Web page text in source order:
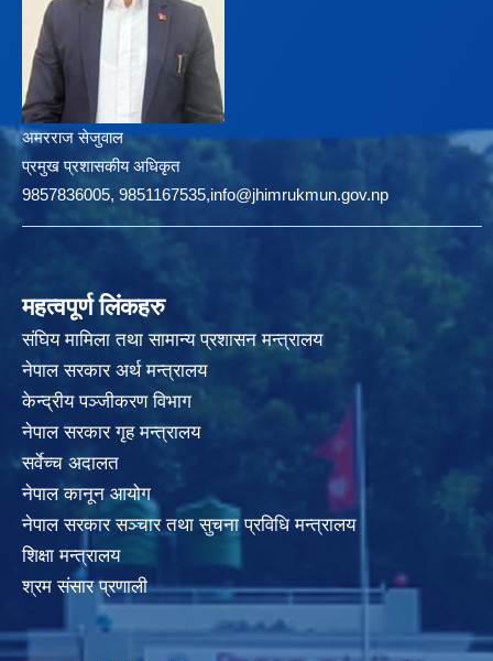
अमरराज सेजुवाल
प्रमुख प्रशासकीय अधिकृत
9857836005, 9851167535,info@jhimrukmun.gov.np
महत्वपूर्ण लिंकहरु
संघिय मामिला तथा सामान्य प्रशासन मन्त्रालय
नेपाल सरकार अर्थ मन्त्रालय
केन्द्रीय पञ्जीकरण विभाग
नेपाल सरकार गृह मन्त्रालय
सर्वेच्च अदालत
नेपाल कानून आयोग
नेपाल सरकार सञ्चार तथा सुचना प्रविधि मन्त्रालय
शिक्षा मन्त्रालय
श्रम संसार प्रणाली